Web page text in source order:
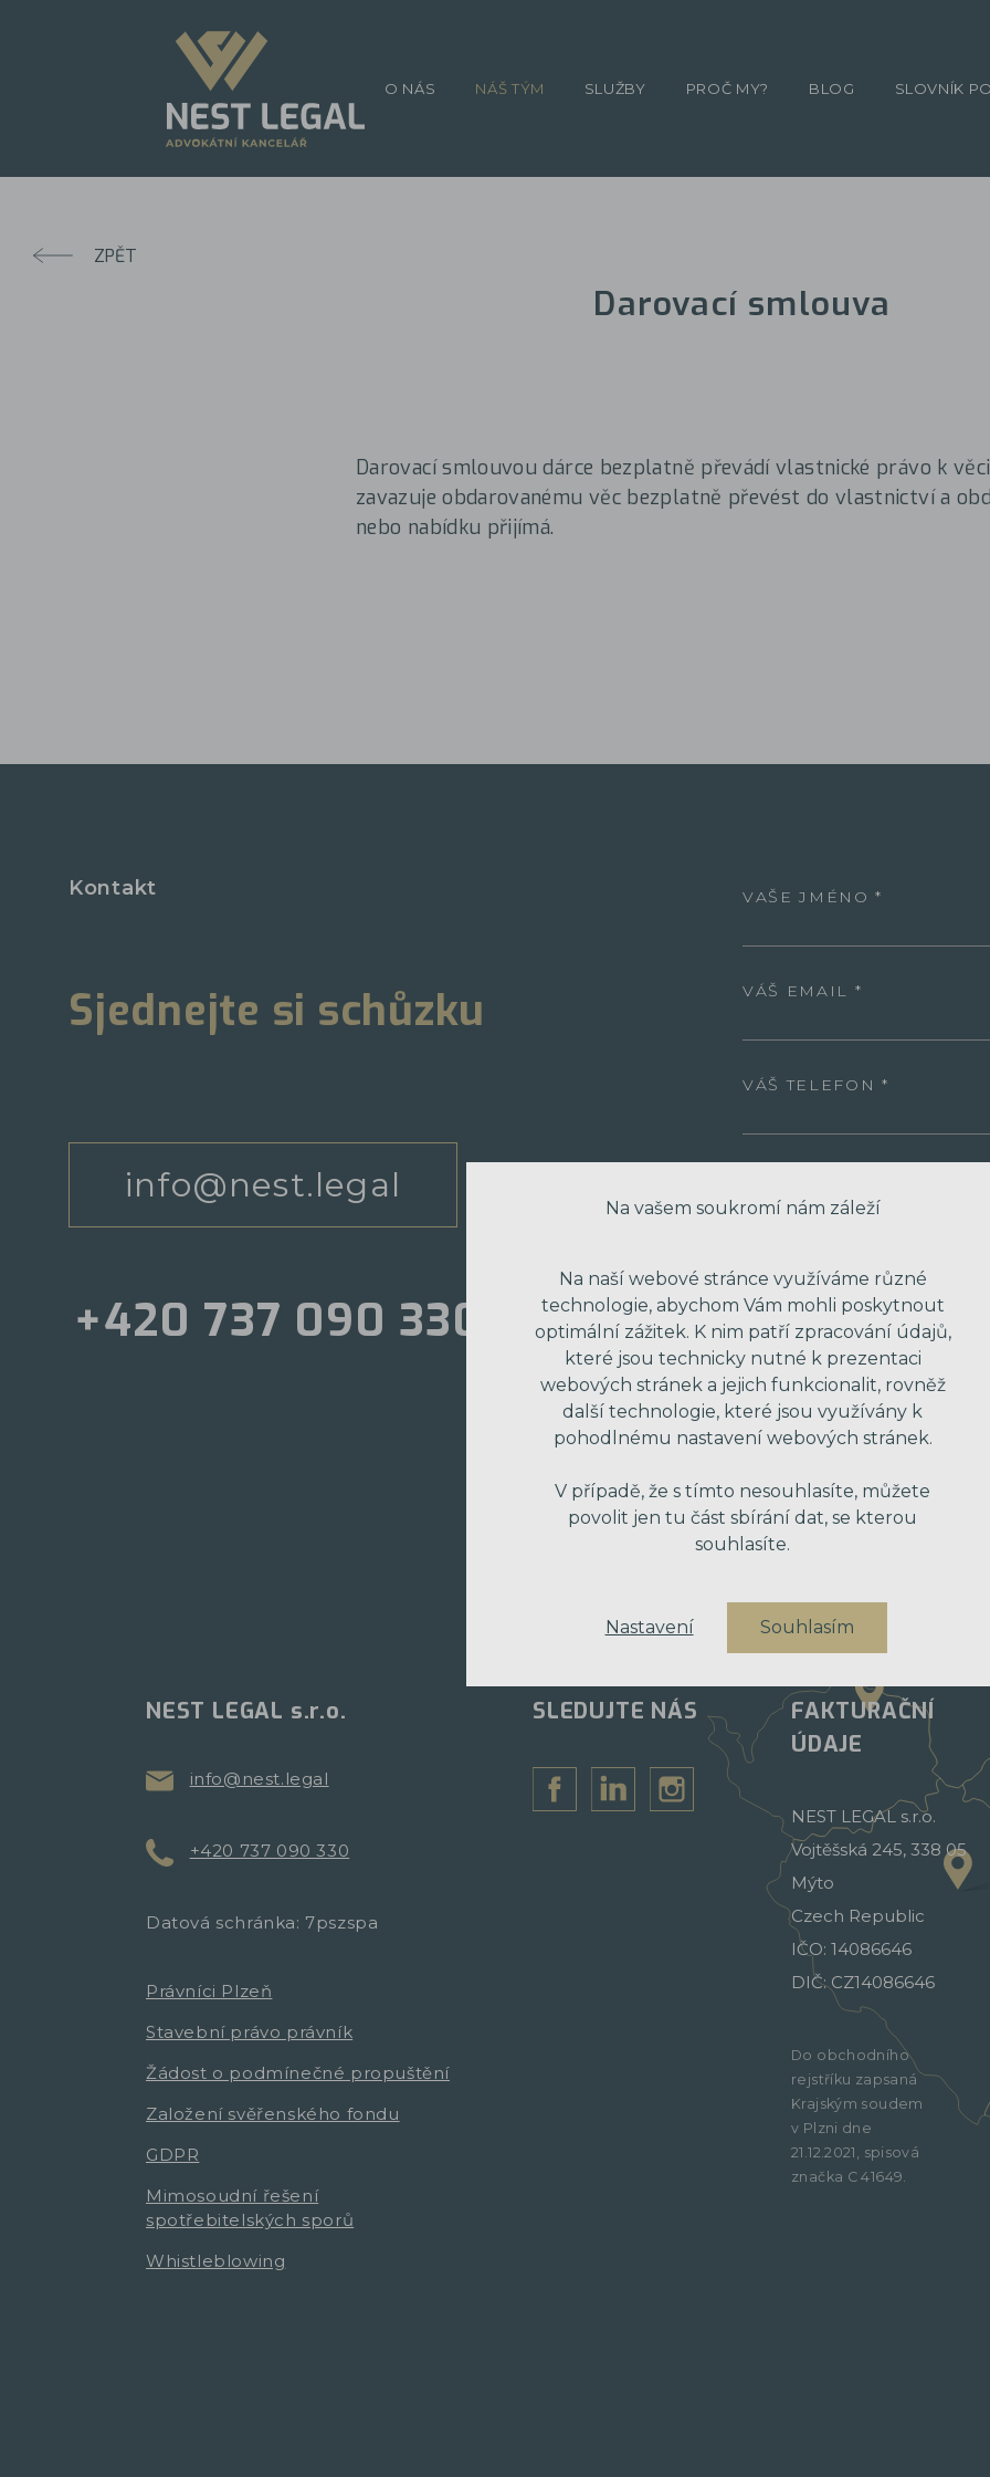
ZPĚT
Darovací smlouva
Darovací smlouvou dárce bezplatně převádí vlastnické právo k
zavazuje obdarovanému věc bezplatně převést do vlastnictví a
nebo nabídku přijímá.
Kontakt
Sjednejte si schůzku
info@nest.legal
+420 737 090 330
VAŠE JMÉNO
VÁŠ EMAIL
VÁŠ TELEFON
* Odesláním formuláře souhlasím se
obchodní nabídky. Vaše osobní údaje
NEST LEGAL s.r.o.
info@nest.legal
+420 737 090 330
Datová schránka: 7pszspa
Právníci Plzeň
Stavební právo právník
Žádost o podmínečné propuštění
Založení svěřenského fondu
GDPR
Mimosoudní řešení
spotřebitelských sporů
Whistleblowing
SLEDUJTE NÁS
FAKTURAČNÍ
ÚDAJE
NEST LEGAL s.r.o.
Vojtěšská 245, 338 05
Mýto
Czech Republic
IČO: 14086646
DIČ: CZ14086646
Do obchodního
rejstříku zapsaná
Krajským soudem
v Plzni dne
21.12.2021, spisová
značka C 41649.
O NÁS NÁŠ TÝM SLUŽBY PROČ MY? BLOG SLOVNÍK
Na vašem soukromí nám záleží
Na naší webové stránce využíváme různé
technologie, abychom Vám mohli poskytnout
optimální zážitek. K nim patří zpracování údajů,
které jsou technicky nutné k prezentaci
webových stránek a jejich funkcionalit, rovněž
další technologie, které jsou využívány k
pohodlnému nastavení webových stránek.
V případě, že s tímto nesouhlasíte, můžete
povolit jen tu část sbírání dat, se kterou
souhlasíte.
Nastavení Souhlasím